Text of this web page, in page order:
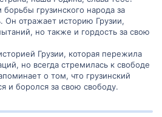
грузинского народа за
Он отражает историю Грузии,
но также и гордость за свою
Грузии, которая пережила
но всегда стремилась к свободе
о том, что грузинский
и боролся за свою свободу.